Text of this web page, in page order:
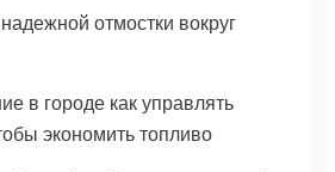
отмостки вокруг
в городе как управлять
экономить топливо